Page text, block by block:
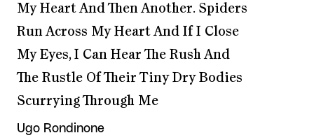
My Heart And Then Another. Spiders
Run Across My Heart And If I Close
My Eyes, I Can Hear The Rush And
The Rustle Of Their Tiny Dry Bodies
Scurrying Through Me
Ugo Rondinone